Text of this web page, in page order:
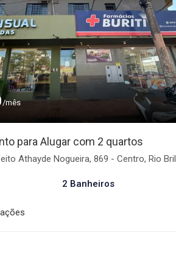
/mês
para Alugar com 2 quartos
Athayde Nogueira, 869 - Centro, Rio Brilhante-MS
2 Banheiros